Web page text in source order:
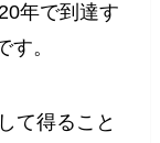
年で到達す
。
て得ること